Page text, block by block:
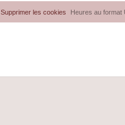
Heures au format
Supprimer les cookies